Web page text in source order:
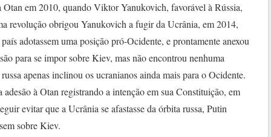
em 2010, quando Viktor Yanukovich, favorável à Rússia,
revolução obrigou Yanukovich a fugir da Ucrânia, em 2014,
adotassem uma posição pró-Ocidente, e prontamente anexou
para se impor sobre Kiev, mas não encontrou nenhuma
apenas inclinou os ucranianos ainda mais para o Ocidente.
à Otan registrando a intenção em sua Constituição, em
evitar que a Ucrânia se afastasse da órbita russa, Putin
sobre Kiev.